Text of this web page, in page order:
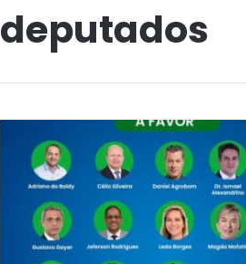
deputados